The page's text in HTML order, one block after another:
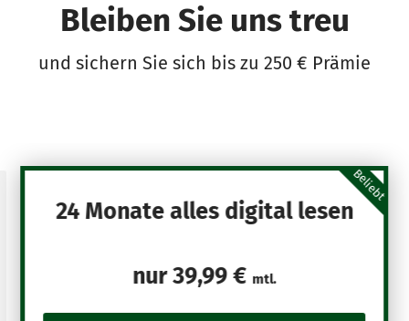
Bleiben Sie uns treu
und sichern Sie sich bis zu 250 € Prämie
Beliebt
24 Monate alles digital lesen
nur39,99 € mtl.